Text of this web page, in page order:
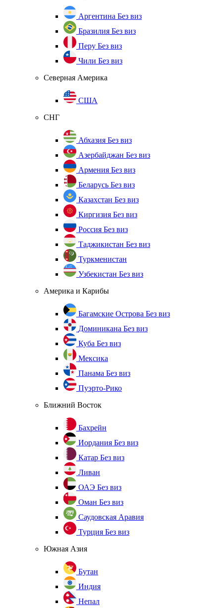
Аргентина Без виз
Бразилия Без виз
Перу Без виз
Чили Без виз
Северная Америка
США
СНГ
Абхазия Без виз
Азербайджан Без виз
Армения Без виз
Беларусь Без виз
Казахстан Без виз
Киргизия Без виз
Россия Без виз
Таджикистан Без виз
Туркменистан
Узбекистан Без виз
Америка и Карибы
Багамские Острова Без виз
Доминикана Без виз
Куба Без виз
Мексика
Панама Без виз
Пуэрто-Рико
Ближний Восток
Бахрейн
Иордания Без виз
Катар Без виз
Ливан
ОАЭ Без виз
Оман Без виз
Саудовская Аравия
Турция Без виз
Южная Азия
Бутан
Индия
Непал